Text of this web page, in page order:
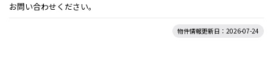
お問い合わせください。
物件情報更新日：2026-07-24